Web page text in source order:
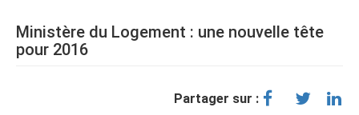
Ministère du Logement : une nouvelle tête
pour 2016
Partager sur :